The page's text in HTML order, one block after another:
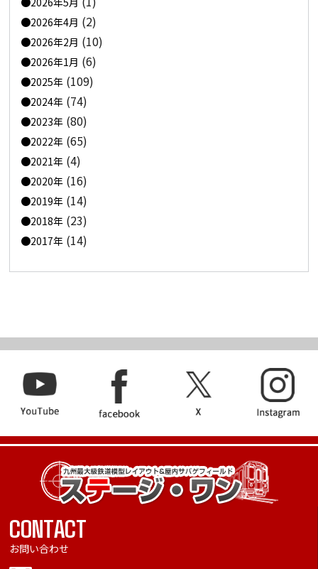
2026年4月 (2)
2026年2月 (10)
2026年1月 (6)
2025年 (109)
2024年 (74)
2023年 (80)
2022年 (65)
2021年 (4)
2020年 (16)
2019年 (14)
2018年 (23)
2017年 (14)
CONTACT
お問い合わせ